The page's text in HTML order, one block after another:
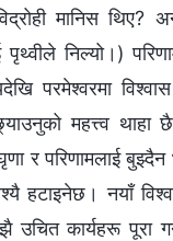
मानिस थिए?
पृथ्वीले निल्यो।)
परमेश्‍वरमा
महत्त्व थाहा
घृणा र परिणामलाई
हटाइनेछ। नयाँ
कार्यहरू पूरा